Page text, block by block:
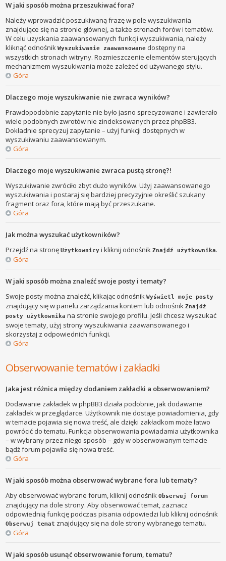
W jaki sposób można przeszukiwać fora?
Należy wprowadzić poszukiwaną frazę w pole wyszukiwania
znajdujące się na stronie głównej, a także stronach forów i tematów.
W celu uzyskania zaawansowanych funkcji wyszukiwania, należy
kliknąć odnośnikWyszukiwanie zaawansowane dostępny na
wszystkich stronach witryny. Rozmieszczenie elementów sterujących
mechanizmem wyszukiwania może zależeć od używanego stylu.
Góra
Dlaczego moje wyszukiwanie nie zwraca wyników?
Prawdopodobnie zapytanie nie było jasno sprecyzowane i zawierało
wiele podobnych zwrotów nie zindeksowanych przez phpBB3.
Dokładnie sprecyzuj zapytanie – użyj funkcji dostępnych w
wyszukiwaniu zaawansowanym.
Góra
Dlaczego moje wyszukiwanie zwraca pustą stronę?!
Wyszukiwanie zwróciło zbyt dużo wyników. Użyj zaawansowanego
wyszukiwania i postaraj się bardziej precyzyjnie określić szukany
fragment oraz fora, które mają być przeszukane.
Góra
Jak można wyszukać użytkowników?
Przejdź na stronęUżytkownicy i kliknij odnośnikZnajdź użytkownika.
Góra
W jaki sposób można znaleźć swoje posty i tematy?
Swoje posty można znaleźć, klikając odnośnikWyświetl moje posty
znajdujący się w panelu zarządzania kontem lub odnośnikZnajdź
posty użytkownika na stronie swojego profilu. Jeśli chcesz wyszukać
swoje tematy, użyj strony wyszukiwania zaawansowanego i
skorzystaj z odpowiednich funkcji.
Góra
Obserwowanie tematów i zakładki
Jaka jest różnica między dodaniem zakładki a obserwowaniem?
Dodawanie zakładek w phpBB3 działa podobnie, jak dodawanie
zakładek w przeglądarce. Użytkownik nie dostaje powiadomienia, gdy
w temacie pojawia się nowa treść, ale dzięki zakładkom może łatwo
powrócić do tematu. Funkcja obserwowania powiadamia użytkownika
– w wybrany przez niego sposób – gdy w obserwowanym temacie
bądź forum pojawiła się nowa treść.
Góra
W jaki sposób można obserwować wybrane fora lub tematy?
Aby obserwować wybrane forum, kliknij odnośnikObserwuj forum
znajdujący na dole strony. Aby obserwować temat, zaznacz
odpowiednią funkcję podczas pisania odpowiedzi lub kliknij odnośnik
Obserwuj temat znajdujący się na dole strony wybranego tematu.
Góra
W jaki sposób usunąć obserwowanie forum, tematu?